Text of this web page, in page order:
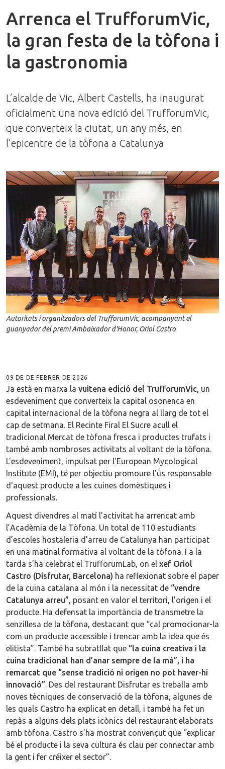
Arrenca el TrufforumVic,
la gran festa de la tòfona i
la gastronomia
L’alcalde de Vic, Albert Castells, ha inaugurat
oficialment una nova edició del TrufforumVic,
que converteix la ciutat, un any més, en
l’epicentre de la tòfona a Catalunya
Autoritats i organitzadors del TrufforumVic, acompanyant el
guanyador del premi Ambaixador d'Honor, Oriol Castro
09 DE DE FEBRER DE 2026
Ja està en marxa la vuitena edició del TrufforumVic, un
esdeveniment que converteix la capital osonenca en
capital internacional de la tòfona negra al llarg de tot el
cap de setmana. El Recinte Firal El Sucre acull el
tradicional Mercat de tòfona fresca i productes trufats i
també amb nombroses activitats al voltant de la tòfona.
L'esdeveniment, impulsat per l'European Mycological
Institute (EMI), té per objectiu promoure l'ús responsable
d'aquest producte a les cuines domèstiques i
professionals.
Aquest divendres al matí l’activitat ha arrencat amb
l’Acadèmia de la Tòfona. Un total de 110 estudiants
d’escoles hostaleria d’arreu de Catalunya han participat
en una matinal formativa al voltant de la tòfona. I a la
tarda s’ha celebrat el TrufforumLab, on el xef Oriol
Castro (Disfrutar, Barcelona) ha reflexionat sobre el paper
de la cuina catalana al món i la necessitat de “vendre
Catalunya arreu”, posant en valor el territori, l’origen i el
producte. Ha defensat la importància de transmetre la
senzillesa de la tòfona, destacant que “cal promocionar-la
com un producte accessible i trencar amb la idea que és
elitista”. També ha subratllat que “la cuina creativa i la
cuina tradicional han d’anar sempre de la mà”, i ha
remarcat que “sense tradició ni origen no pot haver-hi
innovació”. Des del restaurant Disfrutar es treballa amb
noves tècniques de conservació de la tòfona, algunes de
les quals Castro ha explicat en detall, i també ha fet un
repàs a alguns dels plats icònics del restaurant elaborats
amb tòfona. Castro s’ha mostrat convençut que “explicar
bé el producte i la seva cultura és clau per connectar amb
la gent i fer créixer el sector”.